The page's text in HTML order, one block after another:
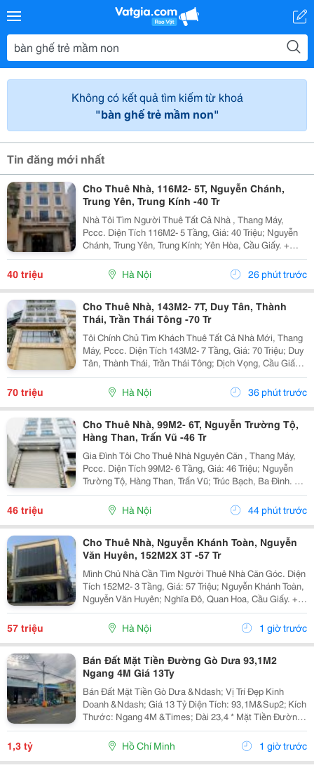
Không có kết quả tìm kiếm từ khoá
"bàn ghế trẻ mầm non"
Tin đăng mới nhất
Cho Thuê Nhà, 116M2- 5T, Nguyễn Chánh,
Trung Yên, Trung Kính -40 Tr
Nhà Tôi Tìm Người Thuê Tất Cả Nhà , Thang Máy,
Pccc. Diện Tích 116M2- 5 Tầng, Giá: 40 Triệu; Nguyễn
Chánh, Trung Yên, Trung Kính; Yên Hòa, Cầu Giấy. +
Liên Hệ Trực Tiếp Chủ Nhà: 0945471581 + Vỉa Hè Lớn,
Mặt Tiền Rộng,Thoáng. + Vị Trí Gần Ngay Ngã...
40 triệu Hà Nội 26 phút trước
Cho Thuê Nhà, 143M2- 7T, Duy Tân, Thành
Thái, Trần Thái Tông -70 Tr
Tôi Chính Chủ Tìm Khách Thuê Tất Cả Nhà Mới, Thang
Máy, Pccc. Diện Tích 143M2- 7 Tầng, Giá: 70 Triệu; Duy
Tân, Thành Thái, Trần Thái Tông; Dịch Vọng, Cầu Giấy.
+ Liên Hệ Trực Tiếp Chủ Nhà: 0988289962 + Vỉa Hè
Lớn, Mặt Tiền Rộng,Thoáng. + Vị Trí Gần...
70 triệu Hà Nội 36 phút trước
Cho Thuê Nhà, 99M2- 6T, Nguyễn Trường Tộ,
Hàng Than, Trấn Vũ -46 Tr
Gia Đình Tôi Cho Thuê Nhà Nguyên Căn , Thang Máy,
Pccc. Diện Tích 99M2- 6 Tầng, Giá: 46 Triệu; Nguyễn
Trường Tộ, Hàng Than, Trấn Vũ; Trúc Bạch, Ba Đình. +
Liên Hệ Trực Tiếp Chủ Nhà: 0942854881 + Vỉa Hè Lớn,
Mặt Tiền Rộng,Thoáng. + Vị Trí Gần Ngay...
46 triệu Hà Nội 44 phút trước
Cho Thuê Nhà, Nguyễn Khánh Toàn, Nguyễn
Văn Huyên, 152M2X 3T -57 Tr
Mình Chủ Nhà Cần Tìm Người Thuê Nhà Căn Góc. Diện
Tích 152M2- 3 Tầng, Giá: 57 Triệu; Nguyễn Khánh Toàn,
Nguyễn Văn Huyên; Nghĩa Đô, Quan Hoa, Cầu Giấy. +
Liên Hệ Trực Tiếp Chủ Nhà: 0946507497 + Vỉa Hè Lớn,
Mặt Tiền Rộng,Thoáng. + Vị Trí Gần Ngay Ngã...
57 triệu Hà Nội 1 giờ trước
Bán Đất Mặt Tiền Đường Gò Dưa 93,1M2
Ngang 4M Giá 13Ty
Bán Đất Mặt Tiền Gò Dưa &Ndash; Vị Trí Đẹp Kinh
Doanh &Ndash; Giá 13 Tỷ Diện Tích: 93,1M&Sup2; Kích
Thước: Ngang 4M &Times; Dài 23,4 * Mặt Tiền Đường
Lớn, Xe Cộ Qua Lại Đông Đúc. * Thích Hợp Xây Nhà
Phố, Văn Phòng, Cửa Hàng, Showroom Hoặc Đầu...
1,3 tỷ Hồ Chí Minh 1 giờ trước